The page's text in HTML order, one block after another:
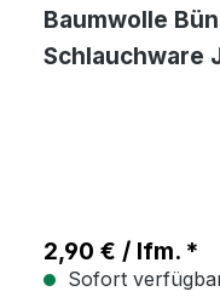
Baumwolle
Schlauchware
2,90 € / lfm. *
Sofort